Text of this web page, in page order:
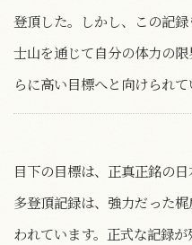
登頂した。しかし、この記
士山を通じて自分の体力の
らに高い目標へと向けられて
目下の目標は、正真正銘の
多登頂記録は、強力だった
われています。正式な記録